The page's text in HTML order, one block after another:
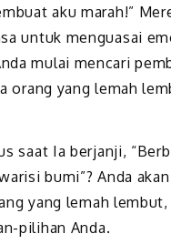
aku marah!”
untuk menguasai
mulai mencari
orang yang lemah
saat Ia berjanji,
bumi”? Anda
yang lemah
pilihan Anda.